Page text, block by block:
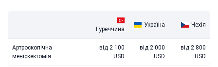
Туреччина
Україна Чехія
Артроскопічна
меніскектомія
від 2 100
USD
від 2 000
USD
від 2 800
USD